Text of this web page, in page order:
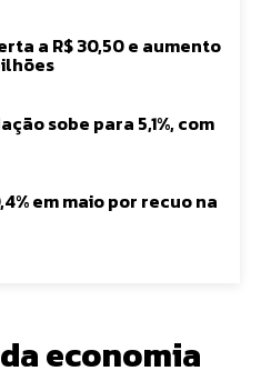
a R$ 30,50 e aumento
sobe para 5,1%, com
em maio por recuo na
economia